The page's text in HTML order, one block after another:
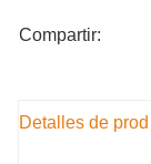
Compartir: